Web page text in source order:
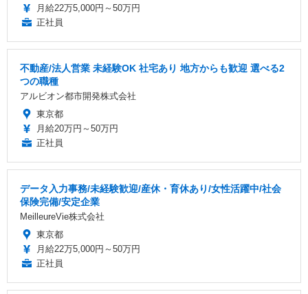
月給22万5,000円～50万円
正社員
不動産/法人営業 未経験OK 社宅あり 地方からも歓迎 選べる2
つの職種
アルビオン都市開発株式会社
東京都
月給20万円～50万円
正社員
データ入力事務/未経験歓迎/産休・育休あり/女性活躍中/社会
保険完備/安定企業
MeilleureVie株式会社
東京都
月給22万5,000円～50万円
正社員